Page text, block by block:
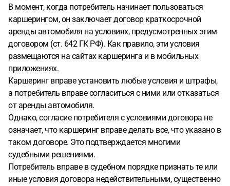
В момент, когда потребитель начинает пользоваться
каршерингом, он заключает договор краткосрочной
аренды автомобиля на условиях, предусмотренных этим
договором (ст. 642 ГК РФ). Как правило, эти условия
размещаются на сайтах каршеринга и в мобильных
приложениях.
Каршеринг вправе установить любые условия и штрафы,
а потребитель вправе согласиться с ними или отказаться
от аренды автомобиля.
Однако, согласие потребителя с условиями договора не
означает, что каршеринг вправе делать все, что указано в
таком договоре. Это подтверждается многими
судебными решениями.
Потребитель вправе в судебном порядке признать те или
иные условия договора недействительными, существенно